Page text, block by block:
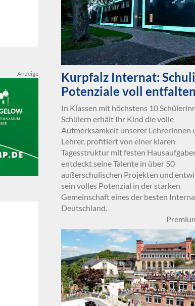
Anzeige
Kurpfalz Internat:
Potenziale voll entfalten
In Klassen mit höchstens 10
Schülern erhält Ihr Kind die volle
Aufmerksamkeit unserer Lehrerinnen
Lehrer, profitiert von einer klaren
Tagesstruktur mit festen
entdeckt seine Talente in über 50
außerschulischen Projekten und
sein volles Potenzial in der starken
Gemeinschaft eines der besten
Deutschland.